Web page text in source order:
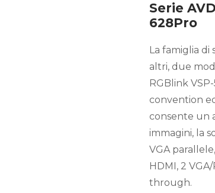
Serie
628Pro
La famiglia
altri, due
RGBlink
convention
consente un
immagini, la
VGA
HDMI, 2
through.